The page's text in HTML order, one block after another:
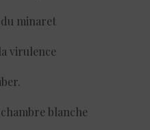
minaret
virulence
blanche